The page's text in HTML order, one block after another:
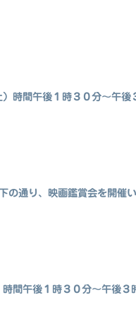
時間午後１時３０分～午後
通り、映画鑑賞会を開催
間午後１時３０分～午後３